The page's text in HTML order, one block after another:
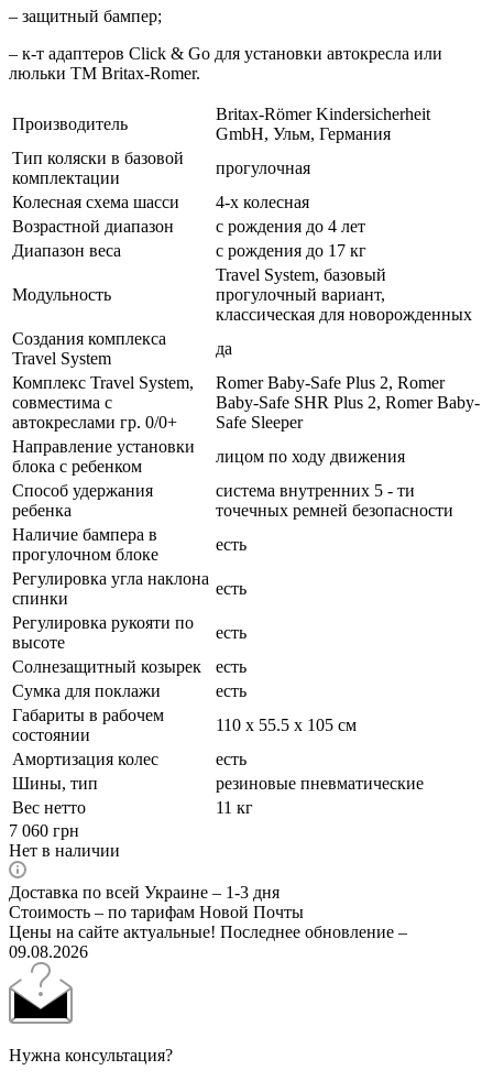
– защитный бампер;
– к-т адаптеров Click & Go для установки автокресла или
люльки ТМ Britax-Romer.
Производитель
Britax-Römer Kindersicherheit
GmbH, Ульм, Германия
Тип коляски в базовой
комплектации
прогулочная
Колесная схема шасси
4-х колесная
Возрастной диапазон
с рождения до 4 лет
Диапазон веса
с рождения до 17 кг
Модульность
Travel System, базовый
прогулочный вариант,
классическая для новорожденных
Создания комплекса
Travel System
да
Комплекс Travel System,
совместима с
автокреслами гр. 0/0+
Romer Baby-Safe Plus 2, Romer
Baby-Safe SHR Plus 2, Romer Baby-
Safe Sleeper
Направление установки
блока с ребенком
лицом по ходу движения
Способ удержания
ребенка
система внутренних 5 - ти
точечных ремней безопасности
Наличие бампера в
прогулочном блоке
есть
Регулировка угла наклона
спинки
есть
Регулировка рукояти по
высоте
есть
Солнезащитный козырек
есть
Сумка для поклажи
есть
Габариты в рабочем
состоянии
110 х 55.5 х 105 см
Амортизация колес
есть
Шины, тип
резиновые пневматические
Вес нетто
11 кг
7 060 грн
Нет в наличии
Доставка по всей Украине – 1-3 дня
Стоимость – по тарифам Новой Почты
Цены на сайте актуальные! Последнее обновление –
09.08.2026
Нужна консультация?